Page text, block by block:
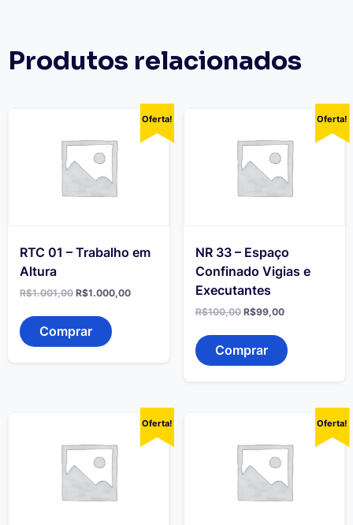
Produtos relacionados
Oferta!
RTC 01 – Trabalho em
Altura
R$1.001,00 O
original
era:
R$1.001,00.
R$1.000,00O
Comprar
Oferta!
NR 33 – Espaço
Confinado Vigias e
Executantes
R$100,00 O
original
era:
R$100,00.
R$99,00O
é:
R$99,00.
Comprar
Oferta! Oferta!